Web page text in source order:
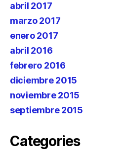
abril 2017
marzo 2017
enero 2017
abril 2016
febrero 2016
diciembre 2015
noviembre 2015
septiembre 2015
Categories